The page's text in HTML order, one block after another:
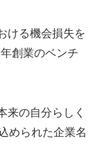
ける機会損失を
創業のベンチ
来の自分らしく
められた企業名